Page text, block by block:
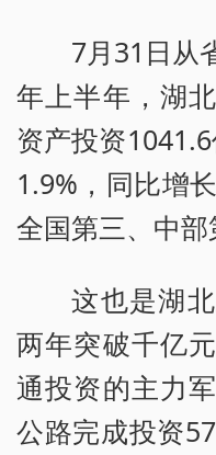
7月31日从
年上半年，湖
资产投资
1.9%，同比增
全国第三、中部
这也是湖
两年突破千亿
通投资的主力
公路完成投资